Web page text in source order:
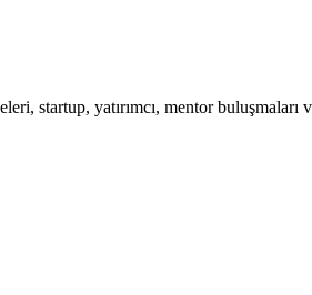
startup, yatırımcı, mentor buluşmaları